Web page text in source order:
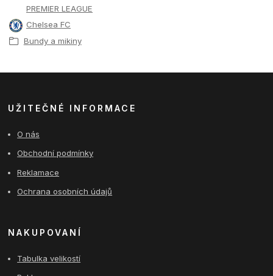
PREMIER LEAGUE
Chelsea FC
Bundy a mikiny
UŽITEČNÉ INFORMACE
O nás
Obchodní podmínky
Reklamace
Ochrana osobních údajů
NAKUPOVANÍ
Tabulka velikostí